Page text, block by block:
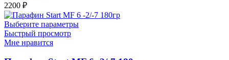
2200 ₽
Выберите параметры
Быстрый просмотр
Мне нравится